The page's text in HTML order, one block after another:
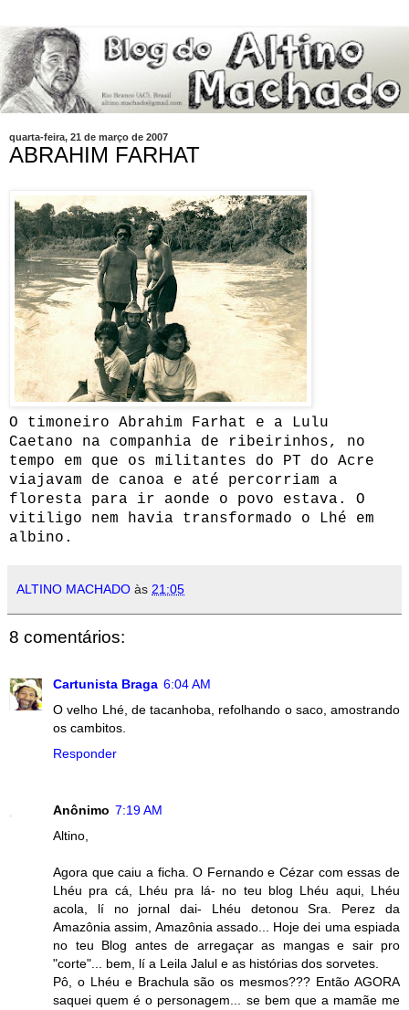
quarta-feira, 21 de março de 2007
ABRAHIM FARHAT
O timoneiro Abrahim Farhat e a Lulu
Caetano na companhia de ribeirinhos, no
tempo em que os militantes do PT do Acre
viajavam de canoa e até percorriam a
floresta para ir aonde o povo estava. O
vitiligo nem havia transformado o Lhé em
albino.
ALTINO MACHADO às 21:05
8 comentários:
Cartunista Braga 6:04 AM
O velho Lhé, de tacanhoba, refolhando o saco, amostrando
os cambitos.
Responder
Anônimo 7:19 AM
Altino,
Agora que caiu a ficha. O Fernando e Cézar com essas de
Lhéu pra cá, Lhéu pra lá- no teu blog Lhéu aqui, Lhéu
acola, lí no jornal dai- Lhéu detonou Sra. Perez da
Amazônia assim, Amazônia assado... Hoje dei uma espiada
no teu Blog antes de arregaçar as mangas e sair pro
"corte"... bem, lí a Leila Jalul e as histórias dos sorvetes.
Pô, o Lhéu e Brachula são os mesmos??? Então AGORA
saquei quem é o personagem... se bem que a mamãe me